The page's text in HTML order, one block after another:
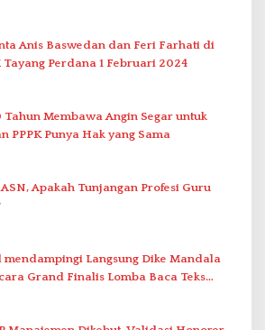
Anis Baswedan dan Feri Farhati di
Tayang Perdana 1 Februari 2024
Tahun Membawa Angin Segar untuk
PPPK Punya Hak yang Sama
Apakah Tunjangan Profesi Guru
Grand Finalis Lomba Baca Teks
Bung Karno di Bali